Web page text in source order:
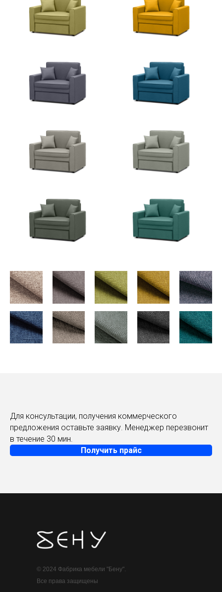
Для консультации, получения коммерческого
предложения оставьте заявку. Менеджер перезвонит
в течение 30 мин.
Получить прайс
© 2024 Фабрика мебели "Бену".
Все права защищены